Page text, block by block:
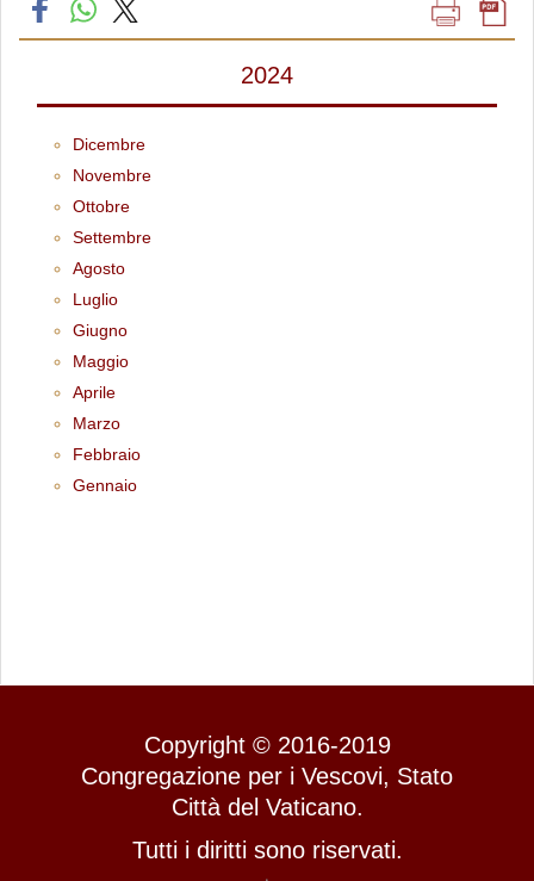
2024
Dicembre
Novembre
Ottobre
Settembre
Agosto
Luglio
Giugno
Maggio
Aprile
Marzo
Febbraio
Gennaio
Copyright © 2016-2019
Congregazione per i Vescovi, Stato
Città del Vaticano.
Tutti i diritti sono riservati.